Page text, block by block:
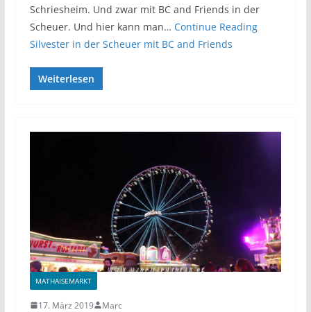
Schriesheim. Und zwar mit BC and Friends in der
Scheuer. Und hier kann man… Continue Reading
Silvester in der Scheuer mit BC and Friends
Weiterlesen
MATHAISEMARKT
17. März 2019 Marc